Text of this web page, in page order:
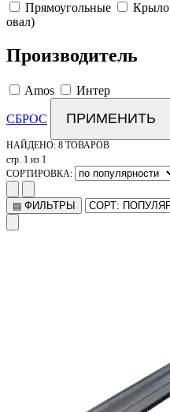
Прямоугольные Крыло
овал)
Производитель
Amos Интер
СБРОС ПРИМЕНИТЬ
НАЙДЕНО: 8 ТОВАРОВ
стр. 1 из 1
СОРТИРОВКА:
▤ ФИЛЬТРЫ